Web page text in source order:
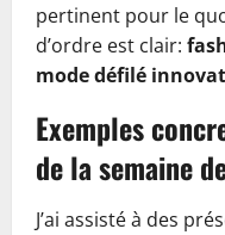
pertinent pour le
d’ordre est clair:
mode défilé
Exemples
de la semaine
J’ai assisté à des